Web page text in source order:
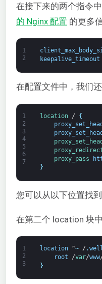
在接下来的两个指令
的 Nginx 配置 的更多
1
2
keepalive_timeout
在配置文件中，我们
1
2
3
4
5
6
7
location /
{
proxy_pass
}
您可以从以下位置找
在第二个 location 块
1
2
3
location ^~ / .
root
/var/www
}